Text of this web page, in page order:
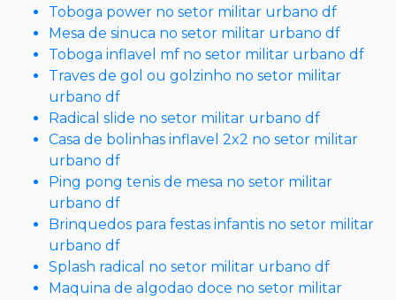
Toboga power no setor militar urbano df
Mesa de sinuca no setor militar urbano df
Toboga inflavel mf no setor militar urbano df
Traves de gol ou golzinho no setor militar
urbano df
Radical slide no setor militar urbano df
Casa de bolinhas inflavel 2x2 no setor militar
urbano df
Ping pong tenis de mesa no setor militar
urbano df
Brinquedos para festas infantis no setor militar
urbano df
Splash radical no setor militar urbano df
Maquina de algodao doce no setor militar